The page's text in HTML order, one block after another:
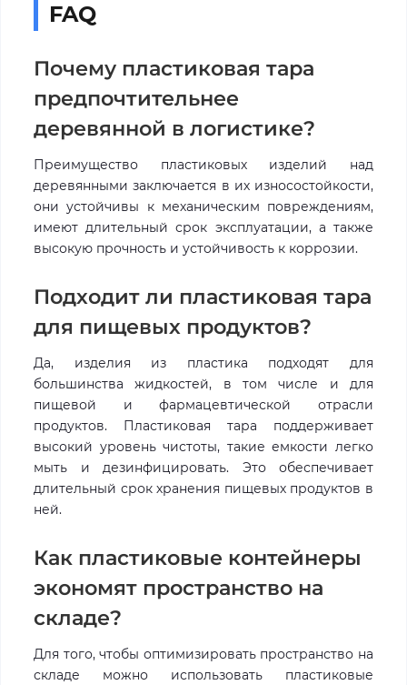
FAQ
Почему пластиковая тара
предпочтительнее
деревянной в логистике?
Преимущество пластиковых изделий над
деревянными заключается в их износостойкости,
они устойчивы к механическим повреждениям,
имеют длительный срок эксплуатации, а также
высокую прочность и устойчивость к коррозии.
Подходит ли пластиковая тара
для пищевых продуктов?
Да, изделия из пластика подходят для
большинства жидкостей, в том числе и для
пищевой и фармацевтической отрасли
продуктов. Пластиковая тара поддерживает
высокий уровень чистоты, такие емкости легко
мыть и дезинфицировать. Это обеспечивает
длительный срок хранения пищевых продуктов в
ней.
Как пластиковые контейнеры
экономят пространство на
складе?
Для того, чтобы оптимизировать пространство на
складе можно использовать пластиковые